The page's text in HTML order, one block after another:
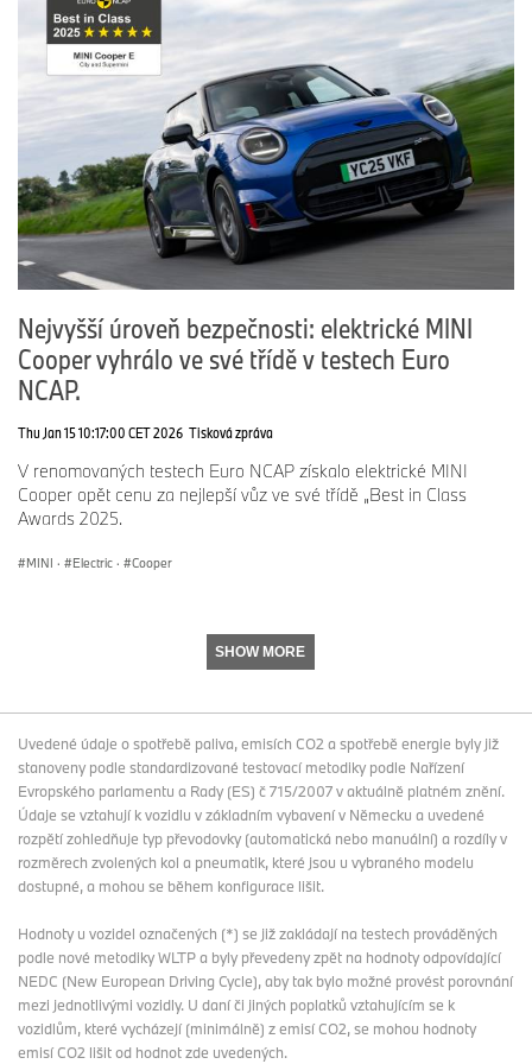
2002MINI dosahuje milníku 100 000 vozů
vyrobených v Oxfordu.
Premiéra MINI Cooper S Cabrio.
2006
Premiéra MINI Cooper S s kitem John Cooper
Works GP.
Premiéra třetí generace MINI.
2008Premiéra MINI Clubman.
Uvedení druhé generace MINI Cabrio.
2009Zahájení testů MINI E.
2010Premiéra MINI Countryman.
Premiéra nového MINI Clubman.
2016Oznámena třetí generace MINI Cabrio.
2017Premiéra druhé generace MINI Countryman.
2019 MINI slaví 60. výročí značky.
V Oxfordu začíná výroba elektrického MINI
2023Světová premiéra 5. generace MINI Cooper a 3.
generace MINI Countryman – oba modely jsou k dispozici v
elektrické i spalovací variantě.
2024Premiéra MINI Aceman.
MINI John Cooper Works a Bulldog Racing vítězí
ve třídě SP3T ve 24hodinovém závodě na Nürburgringu.
2025
Světová premiéra showcarů MINI JCW x Deus
Ex Machina.
Světová premiéra MINI Paul Smith Edition.
Nejvyšší úroveň bezpečnosti: elektrické MINI
Cooper vyhrálo ve své třídě v testech Euro
NCAP.
Thu Jan 15 10:17:00 CET 2026 Tisková zpráva
V renomovaných testech Euro NCAP získalo elektrické MINI
Cooper opět cenu za nejlepší vůz ve své třídě „Best in Class
Awards 2025.
MINI · Electric · Cooper
SHOW MORE
Uvedené údaje o spotřebě paliva, emisích CO2 a spotřebě energie byly již
stanoveny podle standardizované testovací metodiky podle Nařízení
Evropského parlamentu a Rady (ES) č 715/2007 v aktuálně platném znění.
Údaje se vztahují k vozidlu v základním vybavení v Německu a uvedené
rozpětí zohledňuje typ převodovky (automatická nebo manuální) a rozdíly v
rozměrech zvolených kol a pneumatik, které jsou u vybraného modelu
dostupné, a mohou se během konfigurace lišit.
Hodnoty u vozidel označených (*) se již zakládají na testech prováděných
podle nové metodiky WLTP a byly převedeny zpět na hodnoty odpovídající
NEDC (New European Driving Cycle), aby tak bylo možné provést porovnání
mezi jednotlivými vozidly. U daní či jiných poplatků vztahujícím se k
vozidlům, které vycházejí (minimálně) z emisí CO2, se mohou hodnoty
emisí CO2 lišit od hodnot zde uvedených.